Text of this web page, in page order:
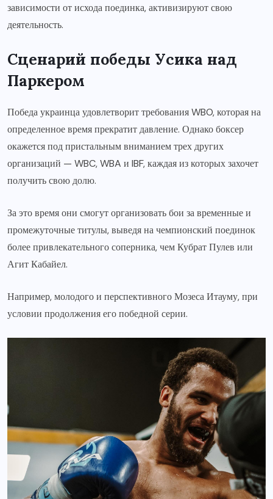
зависимости от исхода поединка, активизируют свою
деятельность.
Сценарий победы Усика над
Паркером
Победа украинца удовлетворит требования WBO, которая на
определенное время прекратит давление. Однако боксер
окажется под пристальным вниманием трех других
организаций — WBC, WBA и IBF, каждая из которых захочет
получить свою долю.
За это время они смогут организовать бои за временные и
промежуточные титулы, выведя на чемпионский поединок
более привлекательного соперника, чем Кубрат Пулев или
Агит Кабайел.
Например, молодого и перспективного Мозеса Итауму, при
условии продолжения его победной серии.